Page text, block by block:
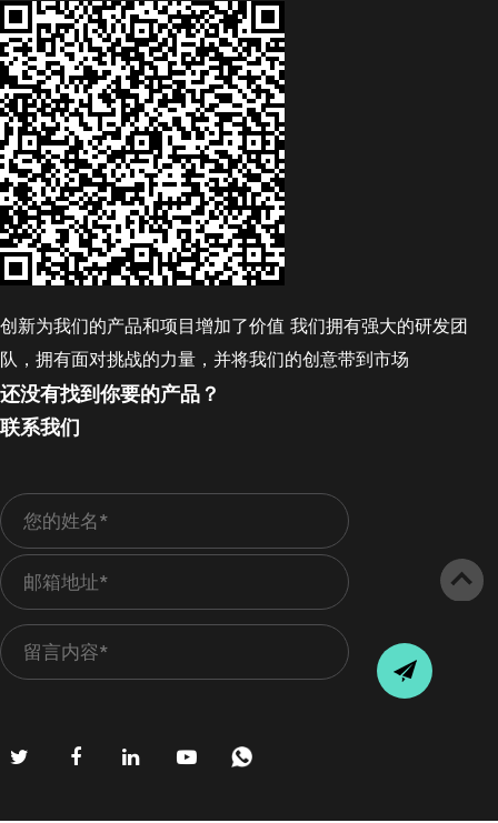
创新为我们的产品和项目增加了价值 我们拥有强大的研发团
队，拥有面对挑战的力量，并将我们的创意带到市场
还没有找到你要的产品？
联系我们